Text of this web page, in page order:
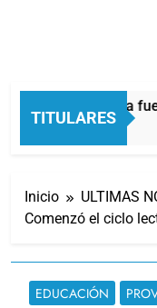
TITULARES
Thiago Medina
1 Hora Atrás
Inicio
ULTIMAS
Comenzó el ciclo
EDUCACIÓN